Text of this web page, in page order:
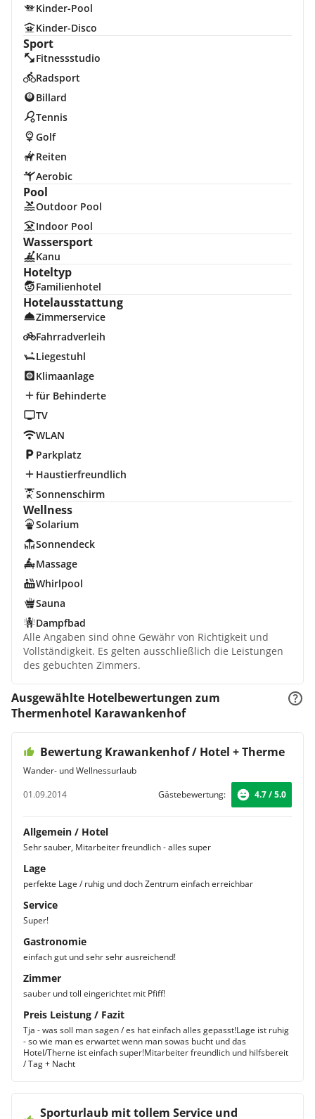
Kinder-Pool
Kinder-Disco
Sport
Fitnessstudio
Radsport
Billard
Tennis
Golf
Reiten
Aerobic
Pool
Outdoor Pool
Indoor Pool
Wassersport
Kanu
Hoteltyp
Familienhotel
Hotelausstattung
Zimmerservice
Fahrradverleih
Liegestuhl
Klimaanlage
für Behinderte
TV
WLAN
Parkplatz
Haustierfreundlich
Sonnenschirm
Wellness
Solarium
Sonnendeck
Massage
Whirlpool
Sauna
Dampfbad
Alle Angaben sind ohne Gewähr von Richtigkeit und
Vollständigkeit. Es gelten ausschließlich die Leistungen
des gebuchten Zimmers.
Ausgewählte Hotelbewertungen zum
Thermenhotel Karawankenhof
Bewertung Krawankenhof / Hotel + Therme
Wander- und Wellnessurlaub
01.09.2014
Gästebewertung: 4.7 / 5.0
Allgemein / Hotel
Sehr sauber, Mitarbeiter freundlich - alles super
Lage
perfekte Lage / ruhig und doch Zentrum einfach erreichbar
Service
Super!
Gastronomie
einfach gut und sehr sehr ausreichend!
Zimmer
sauber und toll eingerichtet mit Pfiff!
Preis Leistung / Fazit
Tja - was soll man sagen / es hat einfach alles gepasst!Lage ist ruhig
- so wie man es erwartet wenn man sowas bucht und das
Hotel/Therne ist einfach super!Mitarbeiter freundlich und hilfsbereit
/ Tag + Nacht
Sporturlaub mit tollem Service und